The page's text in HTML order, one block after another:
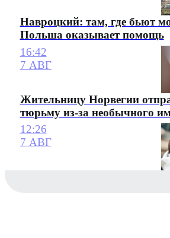
Навроцкий: там, где бьют
Польша оказывает помощь
16:42
7 АВГ
Жительницу Норвегии
тюрьму из-за необычного
12:26
7 АВГ